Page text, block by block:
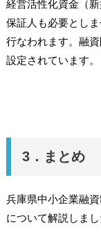
経営活性化資金（
保証人も必要とし
行なわれます。融
設定されています。
3．まとめ
兵庫県中小企業融
について解説しまし